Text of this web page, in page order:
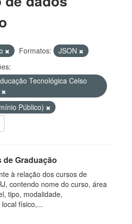
Formatos:
JSON
Tecnológica Celso
Público)
Graduação
à relação dos cursos de
contendo nome do curso, área
tipo, modalidade,
físico,...